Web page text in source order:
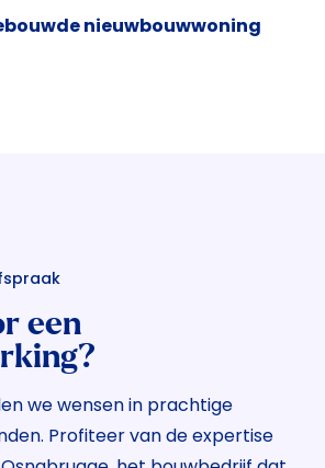
nieuwbouwwoning
een
we wensen in prachtige
Profiteer van de expertise